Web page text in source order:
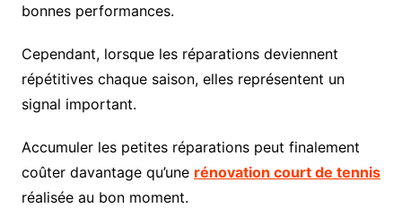
bonnes performances.
Cependant, lorsque les réparations deviennent
répétitives chaque saison, elles représentent un
signal important.
Accumuler les petites réparations peut finalement
coûter davantage qu’une rénovation court de tennis
réalisée au bon moment.